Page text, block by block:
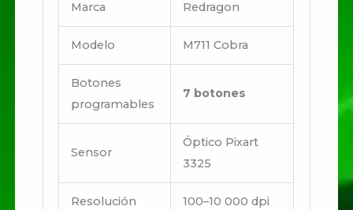
Marca Redragon
Modelo M711 Cobra
Botones
programables
7 botones
Sensor
Óptico Pixart
3325
Resolución
100–10 000 dpi